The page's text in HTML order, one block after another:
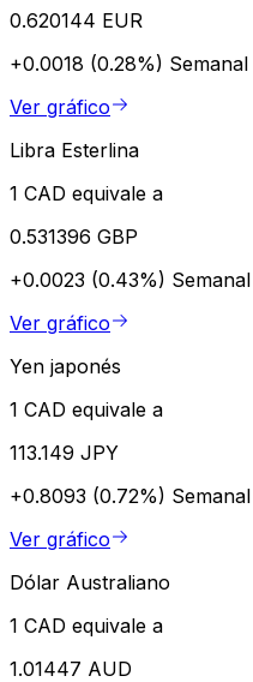
0.620144 EUR
+0.0018 (0.28%) Semanal
Ver gráfico
Libra Esterlina
1 CAD equivale a
0.531396 GBP
+0.0023 (0.43%) Semanal
Ver gráfico
Yen japonés
1 CAD equivale a
113.149 JPY
+0.8093 (0.72%) Semanal
Ver gráfico
Dólar Australiano
1 CAD equivale a
1.01447 AUD